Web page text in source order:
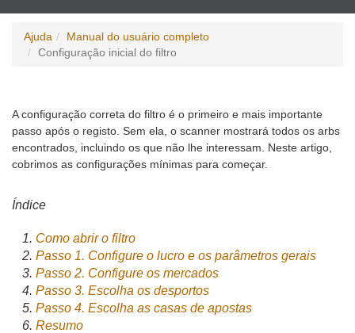
Ajuda
Manual do usuário completo
Configuração inicial do filtro
A configuração correta do filtro é o primeiro e mais importante
passo após o registo. Sem ela, o scanner mostrará todos os arbs
encontrados, incluindo os que não lhe interessam. Neste artigo,
cobrimos as configurações mínimas para começar.
Índice
Como abrir o filtro
Passo 1. Configure o lucro e os parâmetros gerais
Passo 2. Configure os mercados
Passo 3. Escolha os desportos
Passo 4. Escolha as casas de apostas
Resumo